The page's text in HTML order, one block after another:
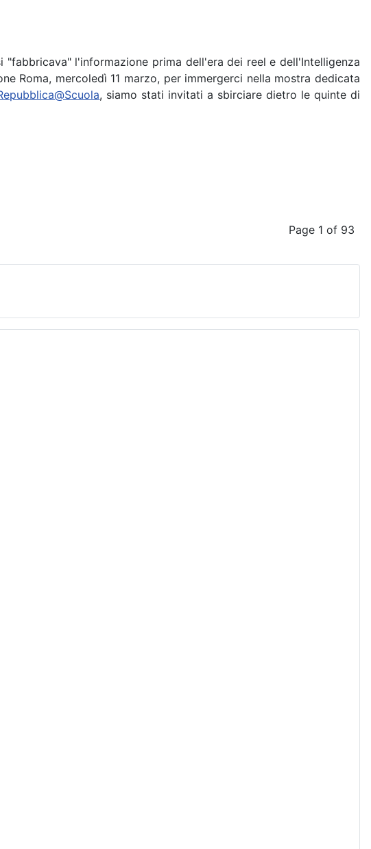
l'informazione prima dell'era dei reel e dell'Intelligenza
Roma, mercoledì 11 marzo, per immergerci nella mostra dedicata
, siamo stati invitati a sbirciare dietro le quinte di
Page 1 of 93